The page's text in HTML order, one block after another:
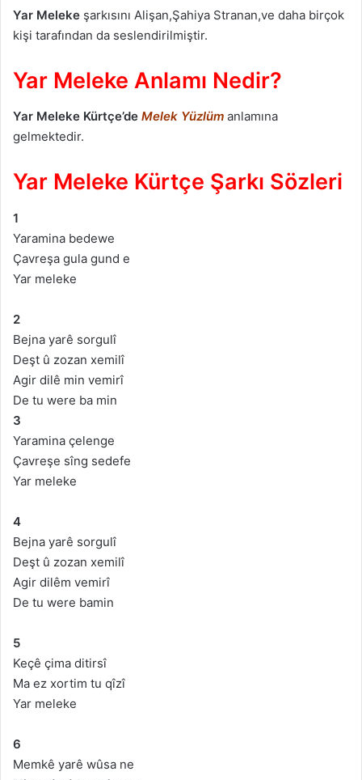
Yar Meleke şarkısını Alişan,Şahiya Stranan,ve daha birçok
kişi tarafından da seslendirilmiştir.
Yar Meleke Anlamı Nedir?
Yar Meleke Kürtçe’de Melek Yüzlüm anlamına
gelmektedir.
Yar Meleke Kürtçe Şarkı Sözleri
1
Yaramina bedewe
Çavreşa gula gund e
Yar meleke
2
Bejna yarê sorgulî
Deşt û zozan xemilî
Agir dilê min vemirî
De tu were ba min
3
Yaramina çelenge
Çavreşe sîng sedefe
Yar meleke
4
Bejna yarê sorgulî
Deşt û zozan xemilî
Agir dilêm vemirî
De tu were bamin
5
Keçê çima ditirsî
Ma ez xortim tu qîzî
Yar meleke
6
Memkê yarê wûsa ne